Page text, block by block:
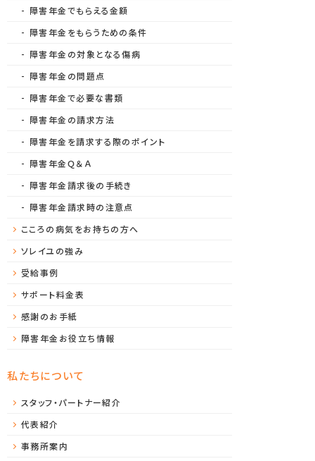
障害年金でもらえる金額
障害年金をもらうための条件
障害年金の対象となる傷病
障害年金の問題点
障害年金で必要な書類
障害年金の請求方法
障害年金を請求する際のポイント
障害年金Ｑ＆Ａ
障害年金請求後の手続き
障害年金請求時の注意点
こころの病気をお持ちの方へ
ソレイユの強み
受給事例
サポート料金表
感謝のお手紙
障害年金お役立ち情報
私たちについて
スタッフ・パートナー紹介
代表紹介
事務所案内